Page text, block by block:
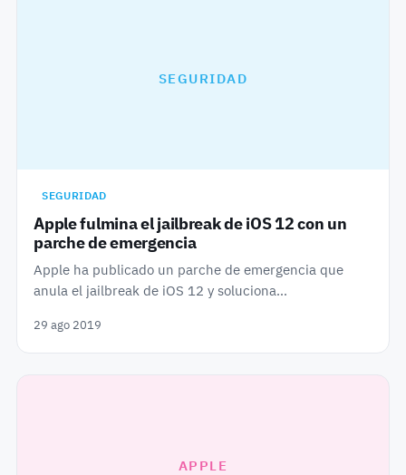
SEGURIDAD
SEGURIDAD
Apple fulmina el jailbreak de iOS 12 con un
parche de emergencia
Apple ha publicado un parche de emergencia que
anula el jailbreak de iOS 12 y soluciona…
29 ago 2019
APPLE